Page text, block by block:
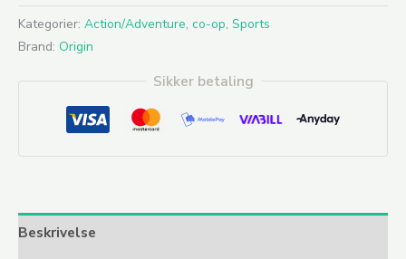
Kategorier: Action/Adventure, co-op, Sports
Brand: Origin
Sikker betaling
Beskrivelse